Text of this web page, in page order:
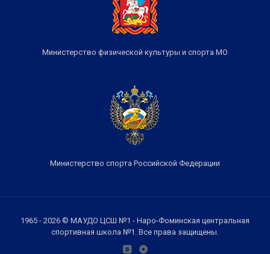
Министерство физической культуры и спорта МО
Министерство спорта Российской Федерации
1965 - 2026 © МАУДО ЦСШ №1 - Наро-Фоминская центральная
спортивная школа №1. Все права защищены.